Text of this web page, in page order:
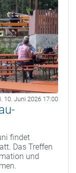
10. Juni 2026 17:00
findet
Das Treffen
und